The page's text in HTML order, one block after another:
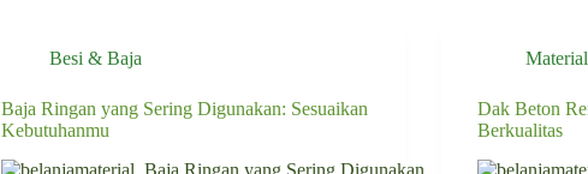
Besi & Baja
Baja Ringan yang Sering Digunakan: Sesuaikan
Kebutuhanmu
Dak Beton
Berkualitas